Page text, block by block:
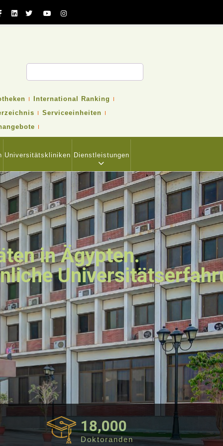
International Ranking
Serviceeinheiten
Universitätskliniken Dienstleistungen
in Ägypten.
18,000
Doktoranden